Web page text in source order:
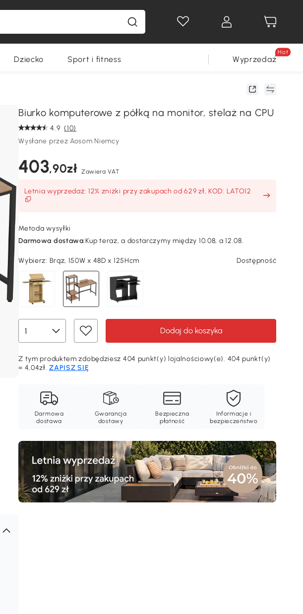
Dziecko Sport i fitness Wyprzedaż
Hot
Biurko komputerowe z półką na monitor, stelaż na CPU
4.9 (10)
Wysłane przez Aosom Niemcy
403,90zł Zawiera VAT
Letnia wyprzedaż: 12% zniżki przy zakupach od 629 zł, KOD: LATO12
Metoda wysyłki
Darmowa dostawa:Kup teraz, a dostarczymy między 10.08, a 12.08.
Wybierz: Brąz, 150W x 48D x 125Hcm Dostępność
Dodaj do koszyka
Z tym produktem zdobędziesz 404 punkt(y) lojalnościowy(e). 404 punkt(y)
= 4,04zł.ZAPISZ SIĘ
Darmowa
dostawa
Gwarancja
dostawy
Bezpieczna
płatność
Informacje i
bezpieczeństwo